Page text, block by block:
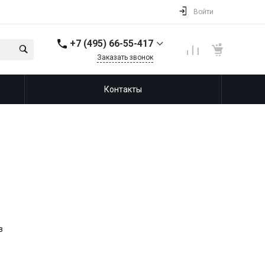
Войти
+7 (495) 66-55-417
Заказать звонок
Контакты